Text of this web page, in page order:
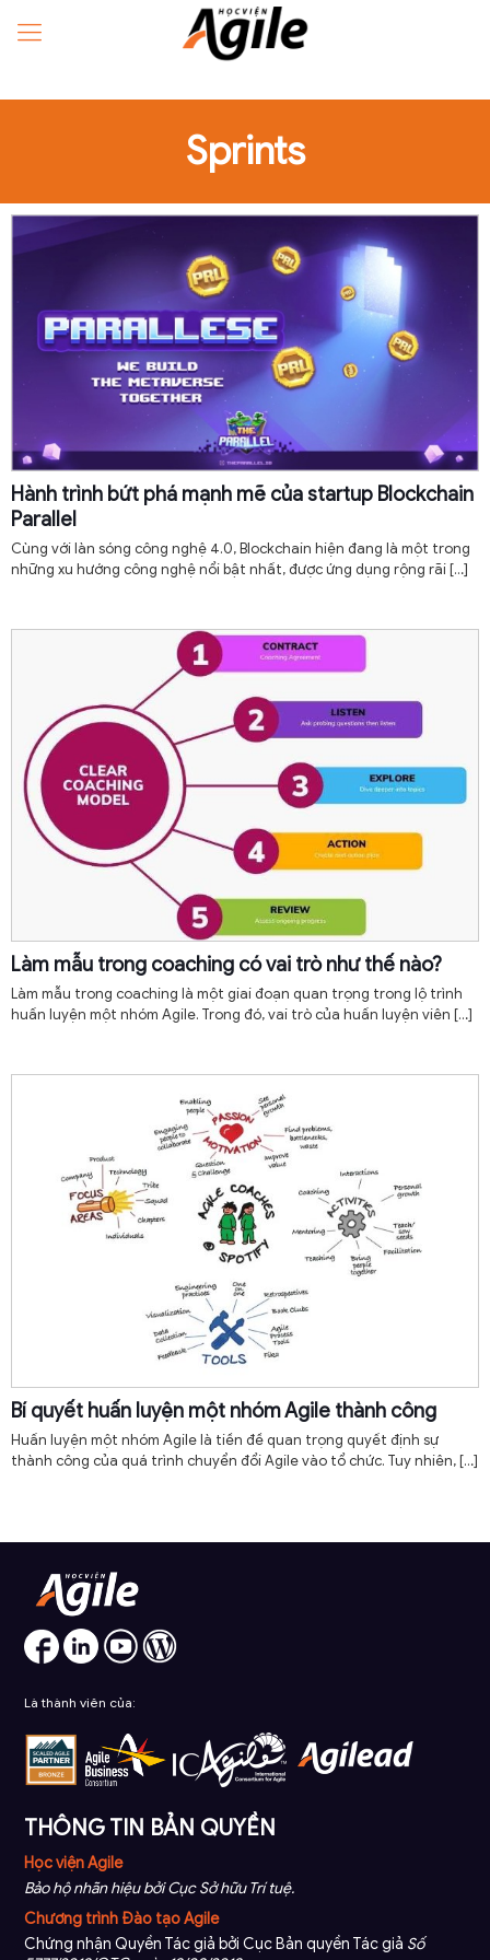
Sprints
Hành trình bứt phá mạnh mẽ của startup Blockchain
Parallel
Cùng với làn sóng công nghệ 4.0, Blockchain hiện đang là một trong
những xu hướng công nghệ nổi bật nhất, được ứng dụng rộng rãi[…]
Làm mẫu trong coaching có vai trò như thế nào?
Làm mẫu trong coaching là một giai đoạn quan trọng trong lộ trình
huấn luyện một nhóm Agile. Trong đó, vai trò của huấn luyện viên […]
Bí quyết huấn luyện một nhóm Agile thành công
Huấn luyện một nhóm Agile là tiền đề quan trọng quyết định sự
thành công của quá trình chuyển đổi Agile vào tổ chức. Tuy nhiên,[…]
Là thành viên của:
THÔNG TIN BẢN QUYỀN
Học viện Agile
Bảo hộ nhãn hiệu bởi Cục Sở hữu Trí tuệ.
Chương trình Đào tạo Agile
Chứng nhận Quyền Tác giả bởi Cục Bản quyền Tác giả Số